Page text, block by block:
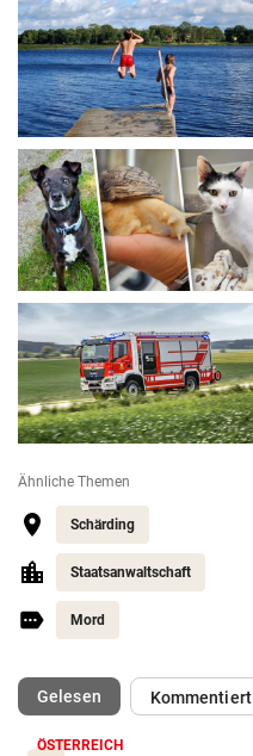
Ähnliche Themen
Schärding
Staatsanwaltschaft
Mord
Gelesen(ausgewählt)Kommentiert
ÖSTERREICH